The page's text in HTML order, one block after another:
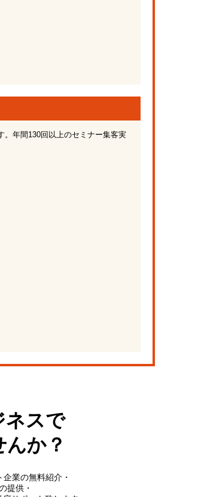
。年間130回以上のセミナー集客実
ネスで
か？
業の無料紹介・
提供・